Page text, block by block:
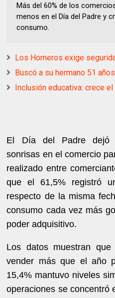
Más del 60% de los
menos en el Día del Padre y
consumo.
Los Horneros exige
Buscó a su hermano 51 años
Inclusión educativa: crece
El Día del Padre dejó
sonrisas en el comercio
realizado entre
que el 61,5% registró
respecto de la misma
consumo cada vez más
poder adquisitivo.
Los datos muestran
vender más que el año
15,4% mantuvo niveles
operaciones se concentró